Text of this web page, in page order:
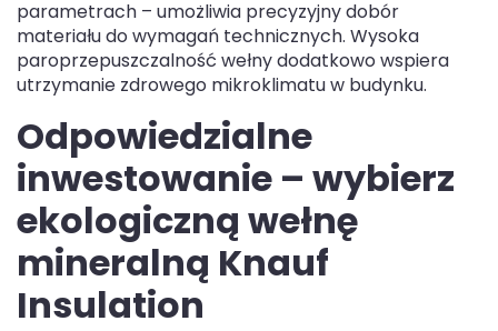
parametrach – umożliwia precyzyjny dobór
materiału do wymagań technicznych. Wysoka
paroprzepuszczalność wełny dodatkowo wspiera
utrzymanie zdrowego mikroklimatu w budynku.
Odpowiedzialne
inwestowanie – wybierz
ekologiczną wełnę
mineralną Knauf
Insulation